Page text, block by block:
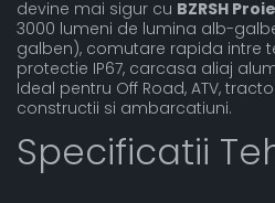
devine mai sigur cu BZRSH
3000 lumeni de lumina alb-
galben), comutare rapida intre
protectie IP67, carcasa aliaj
Ideal pentru Off Road, ATV,
constructii si ambarcatiuni.
Specificatii